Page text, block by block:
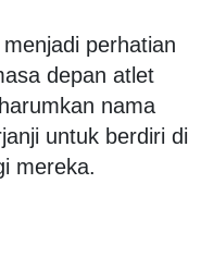
perhatian
depan atlet
nama
untuk berdiri di
mereka.